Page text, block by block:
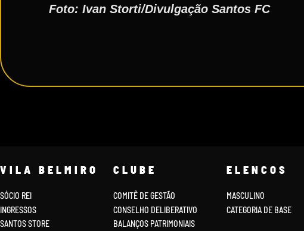
Foto: Ivan Storti/Divulgação Santos FC
VILA BELMIRO
SÓCIO REI
INGRESSOS
SANTOS STORE
CLUBE
COMITÊ DE GESTÃO
CONSELHO DELIBERATIVO
BALANÇOS PATRIMONIAIS
ELENCOS
MASCULINO
CATEGORIA DE BASE